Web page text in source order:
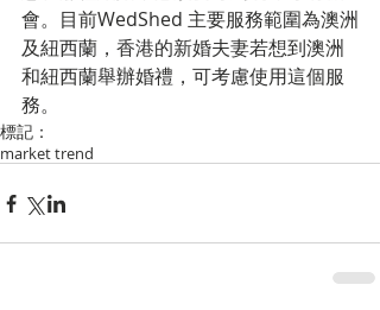
會。目前WedShed 主要服務範圍為澳洲
及紐西蘭，香港的新婚夫妻若想到澳洲
和紐西蘭舉辦婚禮，可考慮使用這個服
務。
標記：
market trend